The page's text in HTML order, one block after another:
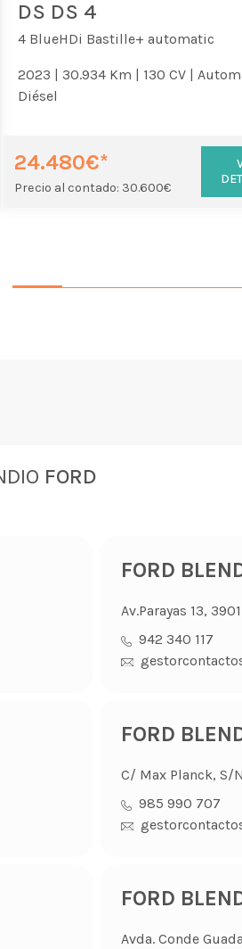
DS DS 4
4 BlueHDi Bastille+ automatic
2023 | 30.934 Km | 130 CV |
Diésel
24.480€*
Precio al contado: 30.600€
FORD
FORD
Av.Parayas 13,
942 340 117
FORD
C/ Max Planck, S/
985 990 707
FORD
Avda. Conde